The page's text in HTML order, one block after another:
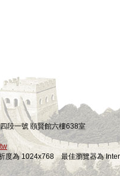
段一號 頤賢館六樓638室
為 1024x768 最佳瀏覽器為